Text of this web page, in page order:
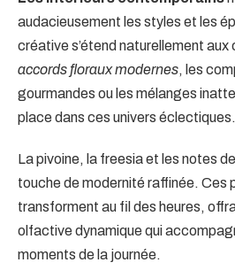
audacieusement les styles et les
créative s’étend naturellement
accords floraux modernes, les
gourmandes ou les mélanges
place dans ces univers éclectiques.
La pivoine, la freesia et les notes
touche de modernité raffinée. Ces
transforment au fil des heures,
olfactive dynamique qui
moments de la journée.